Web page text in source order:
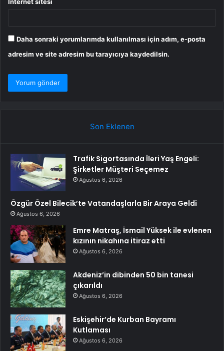
Daha sonraki yorumlarımda kullanılması için adım, e-posta
adresim ve site adresim bu tarayıcıya kaydedilsin.
Son Eklenen
Trafik Sigortasında İleri Yaş Engeli:
Şirketler Müşteri Seçemez
Ağustos 6, 2026
Özgür Özel Bilecik’te Vatandaşlarla Bir Araya Geldi
Ağustos 6, 2026
Emre Matraş, İsmail Yüksek ile evlenen
kızının nikahına itiraz etti
Ağustos 6, 2026
Akdeniz’in dibinden 50 bin tanesi
çıkarıldı
Ağustos 6, 2026
Eskişehir’de Kurban Bayramı
Kutlaması
Ağustos 6, 2026